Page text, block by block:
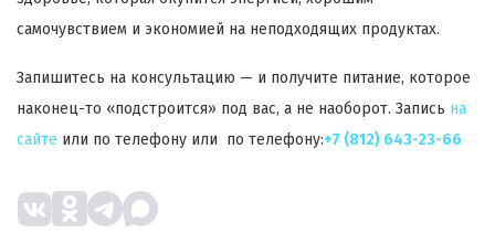
самочувствием и экономией на неподходящих продуктах.
Запишитесь на консультацию — и получите питание, которое
наконец-то «подстроится» под вас, а не наоборот. Запись на
сайте или по телефону или по телефону:+7 (812) 643-23-66